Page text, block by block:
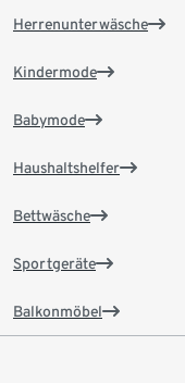
Herrenunterwäsche
Kindermode
Babymode
Haushaltshelfer
Bettwäsche
Sportgeräte
Balkonmöbel